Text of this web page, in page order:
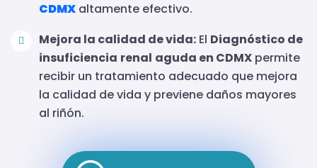
CDMX altamente efectivo.
Mejora la calidad de vida: El Diagnóstico de
insuficiencia renal aguda en CDMX permite
recibir un tratamiento adecuado que mejora
la calidad de vida y previene daños mayores
al riñón.